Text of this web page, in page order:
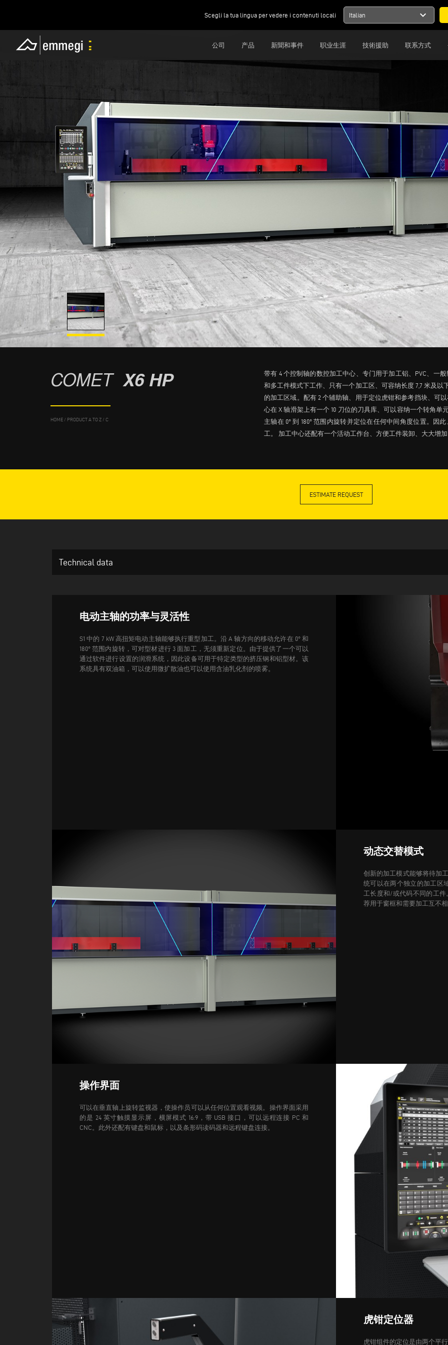
Scegli la tua lingua per vedere i contenuti locali Italian expand_more
公司 产品 新聞和事件 职业生涯 技術援助 联系方式
COMET X6 HP
HOME / PRODUCT A TO Z /C
带有 4 个控制轴的数控加工中心、专门用于加工铝、PVC、一
和多工件模式下工作、只有一个加工区、可容纳长度 7,7 米及以
的加工区域。配有 2 个辅助轴、用于定位虎钳和参考挡块、可
心在 X 轴滑架上有一个 10 刀位的刀具库、可以容纳一个转角
主轴在 0° 到 180° 范围内旋转并定位在任何中间角度位置。
工。 加工中心还配有一个活动工作台、方便工件装卸、大大增加
ESTIMATE REQUEST
Technical data
电动主轴的功率与灵活性
S1 中的 7 kW 高扭矩电动主轴能够执行重型加工。沿 A 轴方向的移动允许在 0° 和
180° 范围内旋转，可对型材进行 3 面加工，无须重新定位。 由于提供了一个可以
通过软件进行设置的润滑系统，因此设备可用于特定类型的挤压钢和铝型材。该
系统具有双油箱，可以使用微扩散油也可以使用含油乳化剂的喷雾。
动态交替模式
创新的加工模式能够将待加
统可以在两个独立的加工区
工长度和/或代码不同的工件
荐用于窗框和需要加工互不
操作界面
可以在垂直轴上旋转监视器，使操作员可以从任何位置观看视频。操作界面采用
的是 24 英寸触摸显示屏，横屏模式 16:9，带 USB 接口，可以远程连接 PC 和
CNC。此外还配有键盘和鼠标，以及条形码读码器和远程键盘连接。
虎钳定位器
虎钳组件的定位是由两个平